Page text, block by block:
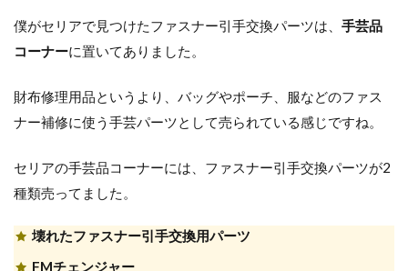
僕がセリアで見つけたファスナー引手交換パーツは、 手芸品
コーナーに置いてありました。
財布修理用品というより、バッグやポーチ、服などのファス
ナー補修に使う手芸パーツとして売られている感じですね。
セリアの手芸品コーナーには、ファスナー引手交換パーツが2
種類売ってました。
壊れたファスナー引手交換用パーツ
FMチェンジャー